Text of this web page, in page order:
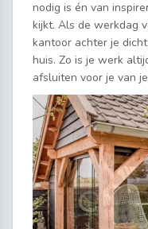
nodig is én van
kijkt. Als de werkdag
kantoor achter je
huis. Zo is je werk
afsluiten voor je van